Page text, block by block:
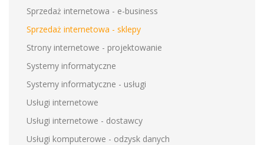
Sprzedaż internetowa - e-business
Sprzedaż internetowa - sklepy
Strony internetowe - projektowanie
Systemy informatyczne
Systemy informatyczne - usługi
Usługi internetowe
Usługi internetowe - dostawcy
Usługi komputerowe - odzysk danych